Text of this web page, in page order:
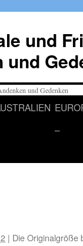
und
und
–
| Die Originalgröße